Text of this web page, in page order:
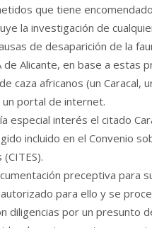
que tiene
la investigación de
de desaparición de la
de Alicante, en base a
caza africanos (un Caracal,
portal de internet.
especial interés el citado
incluido en el Convenio
preceptiva para
para ello y se
diligencias por un presunto